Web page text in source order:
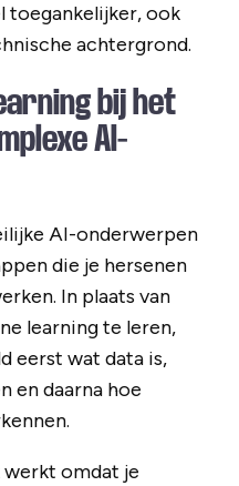
toegankelijker, ook
achtergrond.
bij het
AI-
AI-onderwerpen
die je hersenen
In plaats van
learning te leren,
eerst wat data is,
en daarna hoe
werkt omdat je